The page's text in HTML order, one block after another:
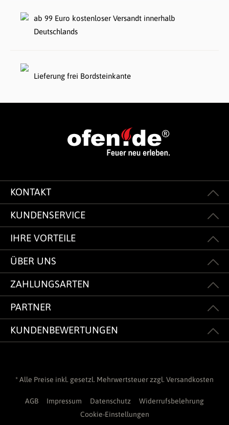
ab 99 Euro kostenloser Versandt innerhalb
Deutschlands
Lieferung frei Bordsteinkante
KONTAKT
KUNDENSERVICE
IHRE VORTEILE
ÜBER UNS
ZAHLUNGSARTEN
PARTNER
KUNDENBEWERTUNGEN
* Alle Preise inkl. gesetzl. Mehrwertsteuer zzgl. Versandkosten
AGB Impressum Datenschutz
Widerrufsbelehrung
Cookie-Einstellungen